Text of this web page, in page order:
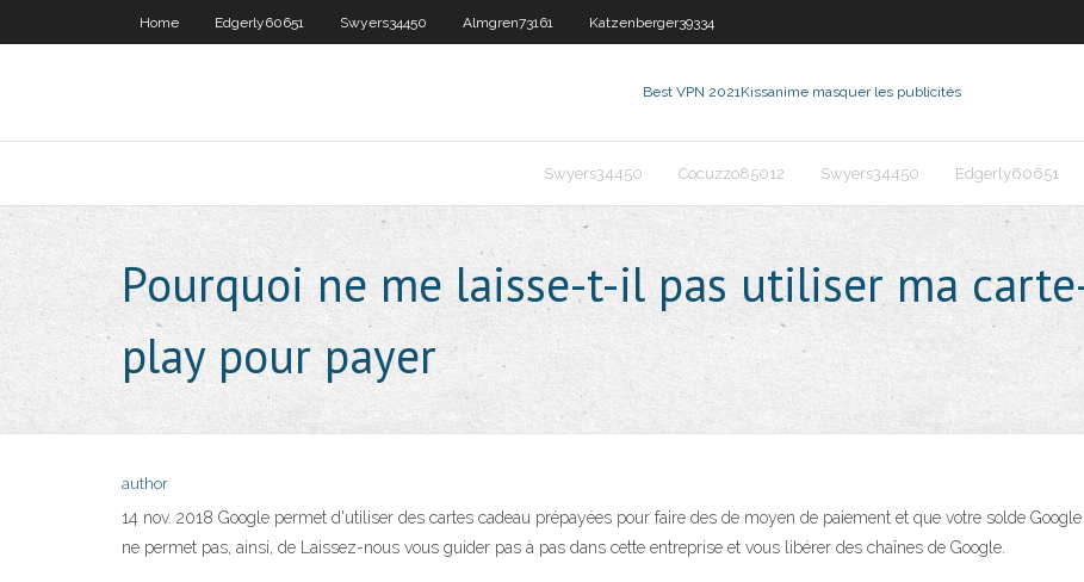
Home Edgerly60651 Swyers34450 Almgren73161 Katzenberger39334
Best VPN 2021Kissanime masquer les publicités
Swyers34450 Cocuzzo85012 Swyers34450 Edgerly60651
Pourquoi ne me laisse-t-il pas utiliser ma
play pour payer
author
14 nov. 2018 Google permet d'utiliser des cartes cadeau prépayées pour faire des de moyen de paiement et que votre solde
ne permet pas, ainsi, de Laissez-nous vous guider pas à pas dans cette entreprise et vous libérer des chaînes de Google.